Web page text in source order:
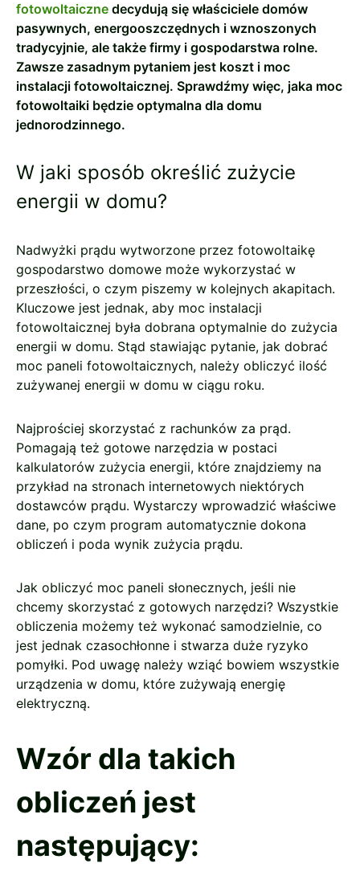
fotowoltaiczne decydują się właściciele domów
pasywnych, energooszczędnych i wznoszonych
tradycyjnie, ale także firmy i gospodarstwa rolne.
Zawsze zasadnym pytaniem jest koszt i moc
instalacji fotowoltaicznej. Sprawdźmy więc, jaka moc
fotowoltaiki będzie optymalna dla domu
jednorodzinnego.
W jaki sposób określić zużycie
energii w domu?
Nadwyżki prądu wytworzone przez fotowoltaikę
gospodarstwo domowe może wykorzystać w
przeszłości, o czym piszemy w kolejnych akapitach.
Kluczowe jest jednak, aby moc instalacji
fotowoltaicznej była dobrana optymalnie do zużycia
energii w domu. Stąd stawiając pytanie, jak dobrać
moc paneli fotowoltaicznych, należy obliczyć ilość
zużywanej energii w domu w ciągu roku.
Najprościej skorzystać z rachunków za prąd.
Pomagają też gotowe narzędzia w postaci
kalkulatorów zużycia energii, które znajdziemy na
przykład na stronach internetowych niektórych
dostawców prądu. Wystarczy wprowadzić właściwe
dane, po czym program automatycznie dokona
obliczeń i poda wynik zużycia prądu.
Jak obliczyć moc paneli słonecznych, jeśli nie
chcemy skorzystać z gotowych narzędzi? Wszystkie
obliczenia możemy też wykonać samodzielnie, co
jest jednak czasochłonne i stwarza duże ryzyko
pomyłki. Pod uwagę należy wziąć bowiem wszystkie
urządzenia w domu, które zużywają energię
elektryczną.
Wzór dla takich
obliczeń jest
następujący: